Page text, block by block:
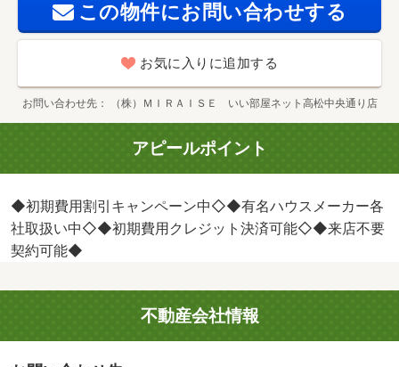
この物件にお問い合わせする
お気に入りに追加する
お問い合わせ先 （株）ＭＩＲＡＩＳＥ いい部屋ネット高松中央通り店
アピールポイント
◆初期費用割引キャンペーン中◇◆有名ハウスメーカー各
社取扱い中◇◆初期費用クレジット決済可能◇◆来店不要
契約可能◆
不動産会社情報